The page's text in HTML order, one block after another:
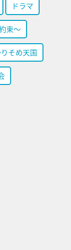
ドラマ
束～
そめ天国